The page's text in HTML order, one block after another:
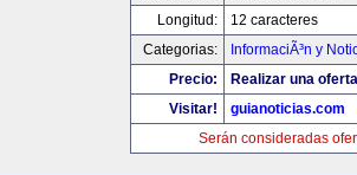
Longitud:
12 caracteres
Categorias:
InformaciÃ³n y
Precio:
Realizar una
Visitar!
guianoticias.com
Serán consideradas